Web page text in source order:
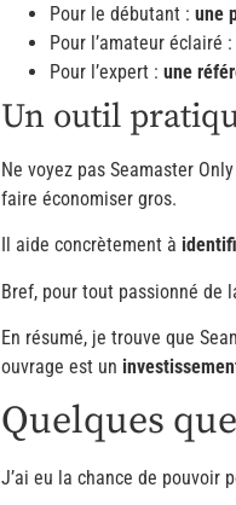
Pour le débutant : une
Pour l’amateur éclairé
Pour l’expert : une
Un outil
Ne voyez pas Seamaster
faire économiser gros.
Il aide concrètement à
Bref, pour tout passionné de
En résumé, je trouve que
ouvrage est un
Quelques
J’ai eu la chance de pouvoir